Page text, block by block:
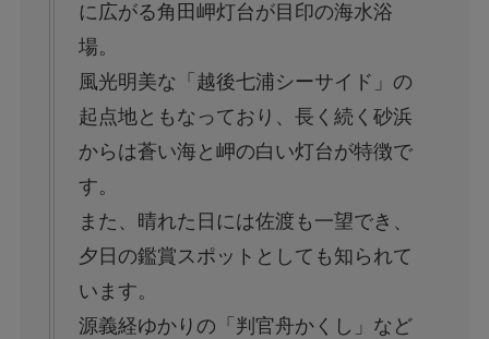
に広がる角田岬灯台が目印の海水浴
場。
風光明美な「越後七浦シーサイド」の
起点地ともなっており、長く続く砂浜
からは蒼い海と岬の白い灯台が特徴で
す。
また、晴れた日には佐渡も一望でき、
夕日の鑑賞スポットとしても知られて
います。
源義経ゆかりの「判官舟かくし」など